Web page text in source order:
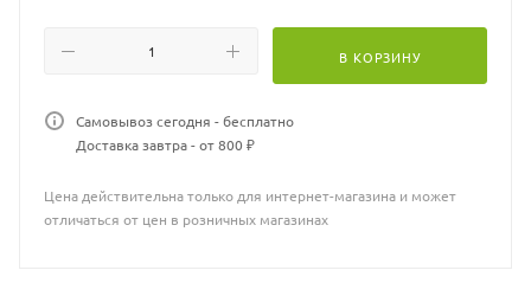
В КОРЗИНУ
Самовывоз сегодня - бесплатно
Доставка завтра - от 800 ₽
Цена действительна только для интернет-магазина и может
отличаться от цен в розничных магазинах